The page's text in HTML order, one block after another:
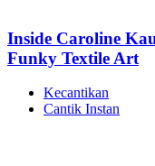
Inside Caroline
Funky Textile Art
Kecantikan
Cantik Instan